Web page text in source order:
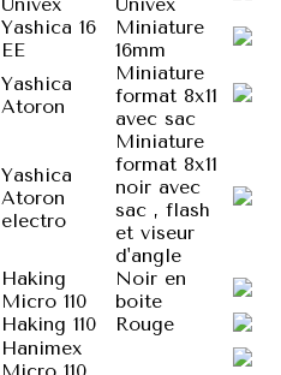
Yashica 16
EE
Miniature
16mm
Yashica
Atoron
Miniature
format 8x11
avec sac
Yashica
Atoron
electro
Miniature
format 8x11
noir avec
sac , flash
et viseur
d'angle
Haking
Micro 110
Noir en
boite
Haking 110
Rouge
Hanimex